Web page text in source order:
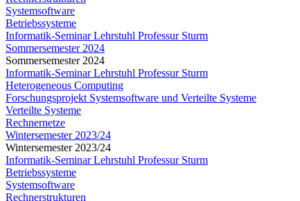
Systemsoftware
Betriebssysteme
Informatik-Seminar Lehrstuhl Professur Sturm
Sommersemester 2024
Sommersemester 2024
Informatik-Seminar Lehrstuhl Professur Sturm
Heterogeneous Computing
Forschungsprojekt Systemsoftware und Verteilte Systeme
Verteilte Systeme
Rechnernetze
Wintersemester 2023/24
Wintersemester 2023/24
Informatik-Seminar Lehrstuhl Professur Sturm
Betriebssysteme
Systemsoftware
Rechnerstrukturen